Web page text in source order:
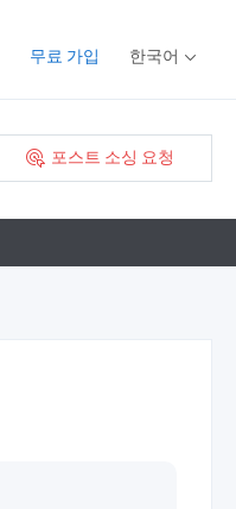
무료 가입 한국어
포스트 소싱 요청